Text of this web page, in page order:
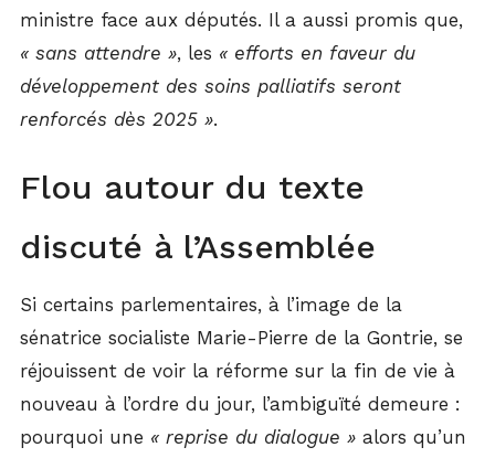
ministre face aux députés. Il a aussi promis que,
« sans attendre », les « efforts en faveur du
développement des soins palliatifs seront
renforcés dès 2025 ».
Flou autour du texte
discuté à l’Assemblée
Si certains parlementaires, à l’image de la
sénatrice socialiste Marie-Pierre de la Gontrie, se
réjouissent de voir la réforme sur la fin de vie à
nouveau à l’ordre du jour, l’ambiguïté demeure :
pourquoi une « reprise du dialogue » alors qu’un